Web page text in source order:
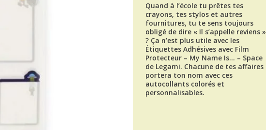
Quand à l’école tu prêtes tes
crayons, tes stylos et autres
fournitures, tu te sens toujours
obligé de dire « Il s’appelle reviens »
? Ça n’est plus utile avec les
Étiquettes Adhésives avec Film
Protecteur – My Name Is… – Space
de Legami. Chacune de tes affaires
portera ton nom avec ces
autocollants colorés et
personnalisables.